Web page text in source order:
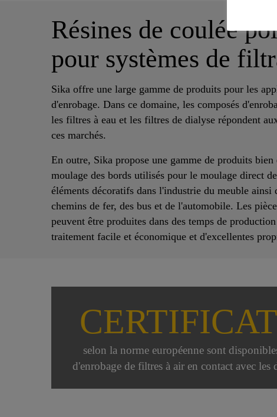
Résines de coulée
pour systèmes de
Sika offre une large gamme de produits pour les
d'enrobage. Dans ce domaine, les composés
les filtres à eau et les filtres de dialyse répondent
ces marchés.
En outre, Sika propose une gamme de produits bien
moulage des bords utilisés pour le moulage direct
éléments décoratifs dans l'industrie du meuble ainsi
chemins de fer, des bus et de l'automobile. Les
peuvent être produites dans des temps de
traitement facile et économique et d'excellentes
selon la norme européenne sont
d'enrobage de filtres à air en contact avec les